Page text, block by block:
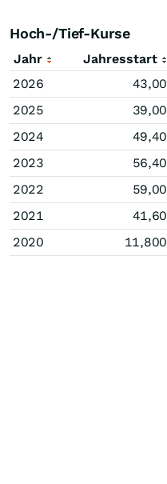
Hoch-/Tief-Kurse
Jahr Jahresstart
2026
43,00
2025
39,00
2024
49,40
2023
56,40
2022
59,00
2021
41,60
2020
11,800